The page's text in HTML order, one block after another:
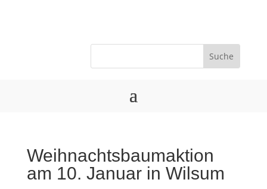
Weihnachtsbaumaktion
am 10. Januar in Wilsum